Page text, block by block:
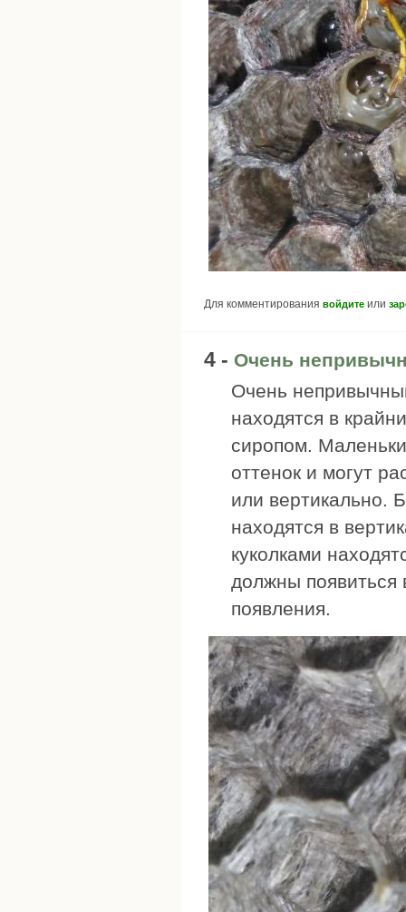
Для комментирования войдите или
4 - Очень
Очень
находятся в
сиропом.
оттенок и могут
или вертикально.
находятся в
куколками
должны
появления.